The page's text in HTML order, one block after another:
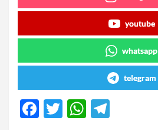
youtube
whatsapp
telegram
F
T
W